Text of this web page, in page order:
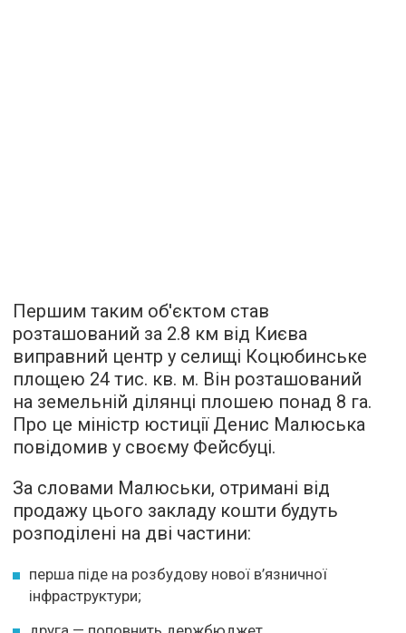
Першим таким об'єктом став
розташований за 2.8 км від Києва
виправний центр у селищі Коцюбинське
площею 24 тис. кв. м. Він розташований
на земельній ділянці плошею понад 8 га.
Про це міністр юстиції Денис Малюська
повідомив у своєму Фейсбуці.
За словами Малюськи, отримані від
продажу цього закладу кошти будуть
розподілені на дві частини:
перша піде на розбудову нової в’язничної
інфраструктури;